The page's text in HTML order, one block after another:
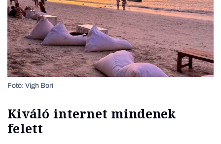
Fotó: Vigh Bori
Kiváló internet mindenek
felett